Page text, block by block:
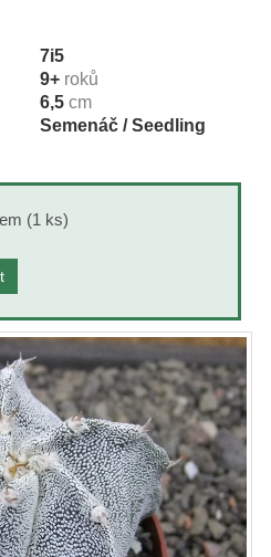
7i5
9+ roků
6,5 cm
Semenáč / Seedling
(1 ks)